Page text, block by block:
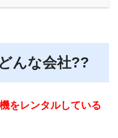
んな会社??
をレンタルしている